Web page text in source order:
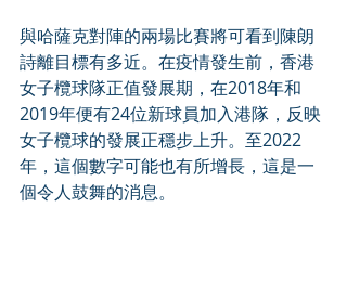
與哈薩克對陣的兩場比賽將可看到陳朗
詩離目標有多近。在疫情發生前，香港
女子欖球隊正值發展期，在2018年和
2019年便有24位新球員加入港隊，反映
女子欖球的發展正穩步上升。至2022
年，這個數字可能也有所增長，這是一
個令人鼓舞的消息。